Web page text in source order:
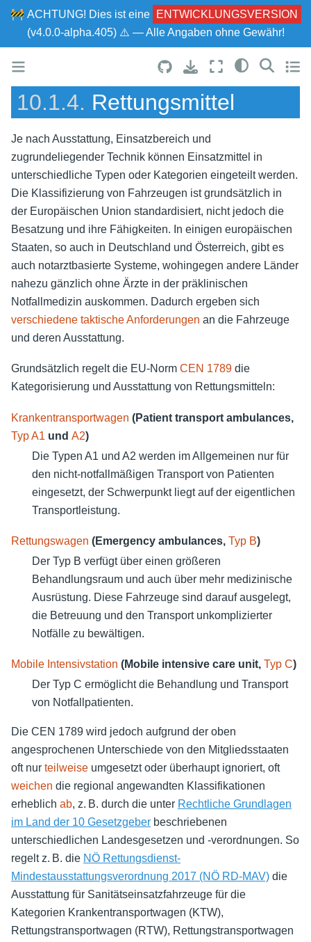
🚧 ACHTUNG! Dies ist eine
ENTWICKLUNGSVERSION
(v4.0.0-alpha.405) ⚠ — Alle Angaben ohne Gewähr!
10.1.4. Rettungsmittel
Je nach Ausstattung, Einsatzbereich und
zugrundeliegender Technik können Einsatzmittel in
unterschiedliche Typen oder Kategorien eingeteilt werden.
Die Klassifizierung von Fahrzeugen ist grundsätzlich in
der Europäischen Union standardisiert, nicht jedoch die
Besatzung und ihre Fähigkeiten. In einigen europäischen
Staaten, so auch in Deutschland und Österreich, gibt es
auch notarztbasierte Systeme, wohingegen andere Länder
nahezu gänzlich ohne Ärzte in der präklinischen
Notfallmedizin auskommen. Dadurch ergeben sich
verschiedene taktische Anforderungen an die Fahrzeuge
und deren Ausstattung.
Grundsätzlich regelt die EU-Norm CEN 1789 die
Kategorisierung und Ausstattung von Rettungsmitteln:
Krankentransportwagen (Patient transport ambulances,
Typ A1 und A2)
Die Typen A1 und A2 werden im Allgemeinen nur für
den nicht-notfallmäßigen Transport von Patienten
eingesetzt, der Schwerpunkt liegt auf der eigentlichen
Transportleistung.
Rettungswagen (Emergency ambulances, Typ B)
Der Typ B verfügt über einen größeren
Behandlungsraum und auch über mehr medizinische
Ausrüstung. Diese Fahrzeuge sind darauf ausgelegt,
die Betreuung und den Transport unkomplizierter
Notfälle zu bewältigen.
Mobile Intensivstation (Mobile intensive care unit, Typ C)
Der Typ C ermöglicht die Behandlung und Transport
von Notfallpatienten.
Die CEN 1789 wird jedoch aufgrund der oben
angesprochenen Unterschiede von den Mitgliedsstaaten
oft nur teilweise umgesetzt oder überhaupt ignoriert, oft
weichen die regional angewandten Klassifikationen
erheblich ab, z. B. durch die unter Rechtliche Grundlagen
im Land der 10 Gesetzgeber beschriebenen
unterschiedlichen Landesgesetzen und -verordnungen. So
regelt z. B. die NÖ Rettungsdienst-
Mindestausstattungsverordnung 2017 (NÖ RD-MAV) die
Ausstattung für Sanitätseinsatzfahrzeuge für die
Kategorien Krankentransportwagen (KTW),
Rettungstransportwagen (RTW), Rettungstransportwagen